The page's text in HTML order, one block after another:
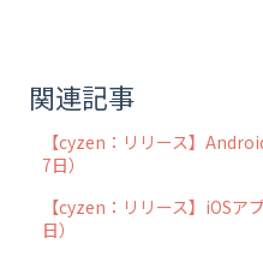
関連記事
【cyzen：リリース】
7日）
【cyzen：リリース】iOSア
日）